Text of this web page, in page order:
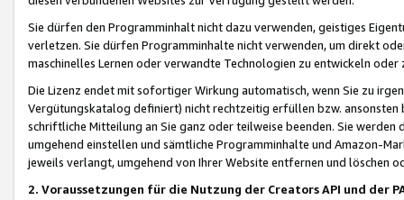
Sie dürfen den Programminhalt nicht dazu verwenden, geistiges
verletzen. Sie dürfen Programminhalte nicht verwenden, um direkt
maschinelles Lernen oder verwandte Technologien zu entwickeln
Die Lizenz endet mit sofortiger Wirkung automatisch, wenn Sie zu
Vergütungskatalog definiert) nicht rechtzeitig erfüllen bzw. ansonsten
schriftliche Mitteilung an Sie ganz oder teilweise beenden. Sie werden
umgehend einstellen und sämtliche Programminhalte und Amazon-
jeweils verlangt, umgehend von Ihrer Website entfernen und löschen
2. Voraussetzungen für die Nutzung der Creators API und der